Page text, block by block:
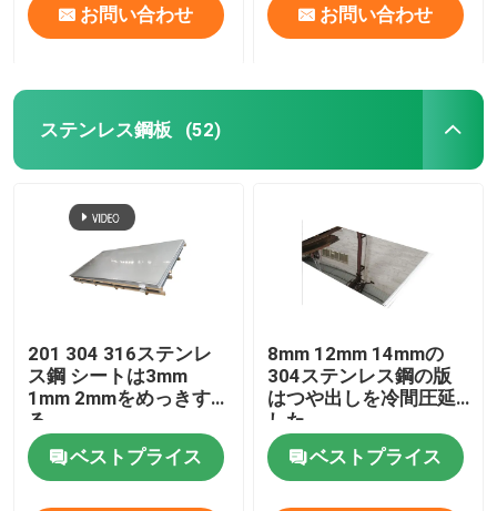
お問い合わせ お問い合わせ
ステンレス鋼板 (52)
201 304 316ステンレ
ス鋼 シートは3mm
1mm 2mmをめっきす
る
ベストプライス
8mm 12mm 14mmの
304ステンレス鋼の版
はつや出しを冷間圧延
した
ベストプライス